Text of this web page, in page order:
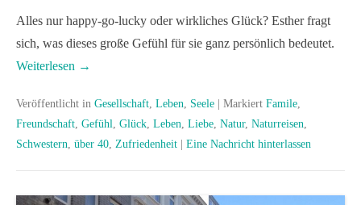
Alles nur happy-go-lucky oder wirkliches Glück? Esther fragt
sich, was dieses große Gefühl für sie ganz persönlich bedeutet.
Weiterlesen →
Veröffentlicht in Gesellschaft, Leben, Seele Markiert Famile,
Freundschaft, Gefühl, Glück, Leben, Liebe, Natur, Naturreisen,
Schwestern, über 40, Zufriedenheit Eine Nachricht hinterlassen